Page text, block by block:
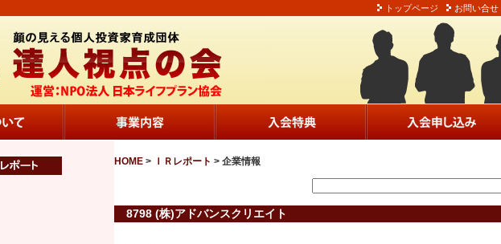
トップページ お問い合せ
HOME > ＩＲレポート > 企業情報
8798 (株)アドバンスクリエイト